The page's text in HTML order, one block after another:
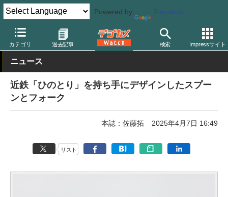
Powered by Translate
カテゴリ 過去記事 検索 Impressサイト
デジカメ Watch 撮影情報 鉄道
ニュース
近鉄「ひのとり」を持ち手にデザインしたスプー
ンとフォーク
本誌：佐藤拓 2025年4月7日 16:49
リスト